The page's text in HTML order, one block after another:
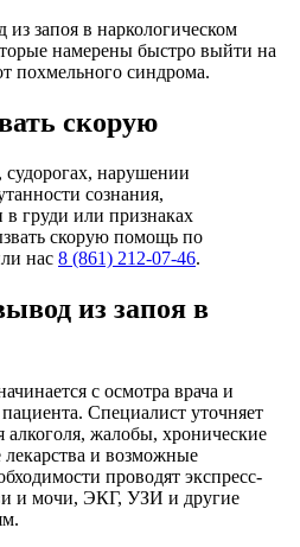
запоя в наркологическом
намерены быстро выйти на
похмельного синдрома.
скорую
нарушении
сознания,
груди или признаках
скорую помощь по
нас 8 (861) 212-07-46.
из запоя в
с осмотра врача и
Специалист уточняет
алкоголя, жалобы, хронические
и возможные
проводят экспресс-
и мочи, ЭКГ, УЗИ и другие